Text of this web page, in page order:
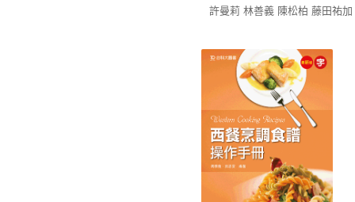
最新版(第二版) - 附贈
許曼莉 林善義 陳松柏 藤田祐加